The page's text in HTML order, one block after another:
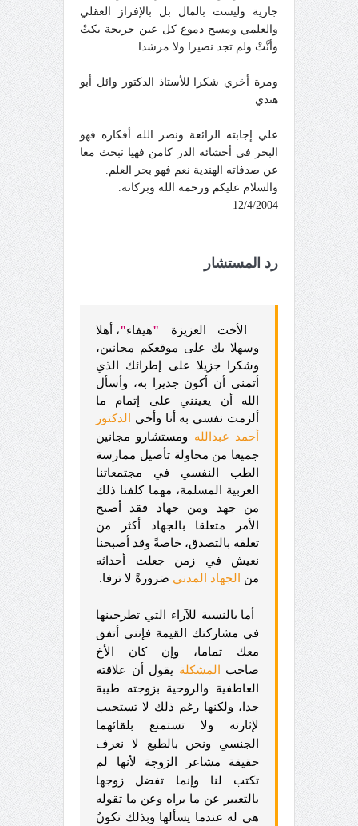
جارية وليست بالمال بل بالإفراز العقلي
والعلمي ومسح دموع كل عين جريحة بكتْ
وأنَّتْ ولم تجد نصيرا ولا مرشدا
ومرة أخري شكرا للأستاذ الدكتور وائل أبو
هندي
علي إجابته الرائعة ونصر الله أفكاره فهو
البحر في أحشائه الدر كامن فهيا نبحث معا
عن صدفاته الهندية نعم فهو بحر العلم.
والسلام عليكم ورحمة الله وبركاته.
12/4/2004
رد المستشار
الأخت العزيزة "هيفاء"، أهلا
وسهلا بك على موقعكم مجانين،
وشكرا جزيلا على إطرائك الذي
أتمنى أن أكون جديرا به، وأسأل
الله أن يعينني على إتمام ما
ألزمت نفسي به أنا وأخي
الدكتور
أحمد عبدالله
ومستشارو مجانين
جميعا من محاولة تأصيل ممارسة
الطب النفسي في مجتمعاتنا
العربية المسلمة، مهما كلفنا ذلك
من جهد ومن جهاد فقد أصبح
الأمر متعلقا بالجهاد أكثر من
تعلقه بالتصدق، خاصةً وقد أصبحنا
نعيش في زمن جعلت أحداثه
من
الجهاد المدني ضرورةً لا ترفا.
أما بالنسبة للآراء التي تطرحينها
في مشاركتك القيمة فإنني أتفق
معك تماما، وإن كان الأخ
صاحب
المشكلة يقول أن علاقته
العاطفية والروحية بزوجته طيبة
جدا، ولكنها رغم ذلك لا تستجيب
لإثارته ولا تستمتع بلقائهما
الجنسي ونحن بالطبع لا نعرف
حقيقة مشاعر الزوجة لأنها لم
تكتب لنا وإنما تفضل زوجها
بالتعبير عن ما يراه وعن ما تقوله
هي له عندما يسألها وبذلك تكونُ